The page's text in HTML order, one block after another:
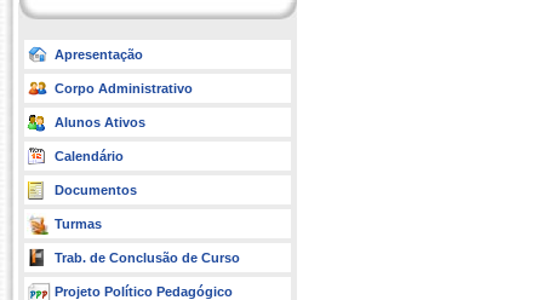
Apresentação
Corpo Administrativo
Alunos Ativos
Calendário
Documentos
Turmas
Trab. de Conclusão de Curso
Projeto Político Pedagógico